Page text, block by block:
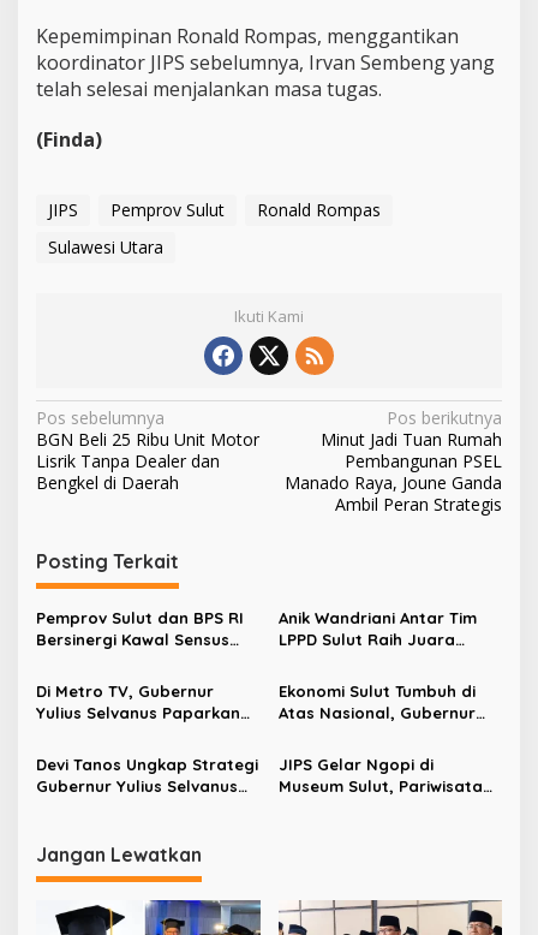
Kepemimpinan Ronald Rompas, menggantikan
koordinator JIPS sebelumnya, Irvan Sembeng yang
telah selesai menjalankan masa tugas.
(Finda)
JIPS Pemprov Sulut
Ronald Rompas
Sulawesi Utara
Ikuti Kami
N
a
v
g
a
s
i
p
o
s
Pos sebelumnya
BGN Beli 25 Ribu Unit Motor
Lisrik Tanpa Dealer dan
Bengkel di Daerah
Pos berikutnya
Minut Jadi Tuan Rumah
Pembangunan PSEL
Manado Raya, Joune Ganda
Ambil Peran Strategis
Posting Terkait
Pemprov Sulut dan BPS RI
Bersinergi Kawal Sensus
Anik Wandriani Antar Tim
LPPD Sulut Raih Juara
XIV 2026 dan Bawa Pulang
Piala Presiden
Di Metro TV, Gubernur
Yulius Selvanus Paparkan
Harapan Hidup Tertinggi di
Sulawesi
Ekonomi Sulut Tumbuh di
Atas Nasional, Gubernur
Kinerja APBD 2025
Devi Tanos Ungkap Strategi
Gubernur Yulius Selvanus
Tiket Pesawat
JIPS Gelar Ngopi di
Museum Sulut, Pariwisata
Jangan Lewatkan